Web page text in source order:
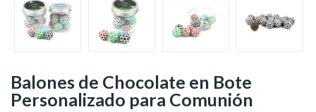
Balones de Chocolate en Bote
Personalizado para Comunión